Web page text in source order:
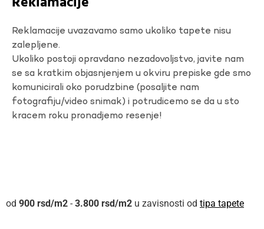
Reklamacije uvazavamo samo ukoliko tapete nisu
zalepljene.
Ukoliko postoji opravdano nezadovoljstvo, javite nam
se sa kratkim objasnjenjem u okviru prepiske gde smo
komunicirali oko porudzbine (posaljite nam
fotografiju/video snimak) i potrudicemo se da u sto
kracem roku pronadjemo resenje!
900 rsd - 3.800 rsd u zavisnosti od tipa tapete